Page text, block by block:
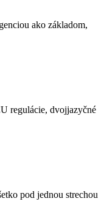
ako základom,
regulácie, dvojjazyčné
pod jednou strechou